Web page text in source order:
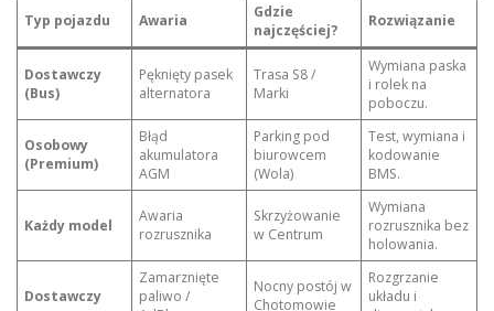
Typ pojazdu Awaria
Gdzie
najczęściej?
Rozwiązanie
Dostawczy
(Bus)
Pęknięty pasek
alternatora
Trasa S8 /
Marki
Wymiana paska
i rolek na
poboczu.
Osobowy
(Premium)
Błąd
akumulatora
AGM
Parking pod
biurowcem
(Wola)
Test, wymiana i
kodowanie
BMS.
Każdy model
Awaria
rozrusznika
Skrzyżowanie
w Centrum
Wymiana
rozrusznika bez
holowania.
Dostawczy
Zamarznięte
paliwo /
Nocny postój w
Chotomowie
Rozgrzanie
układu i